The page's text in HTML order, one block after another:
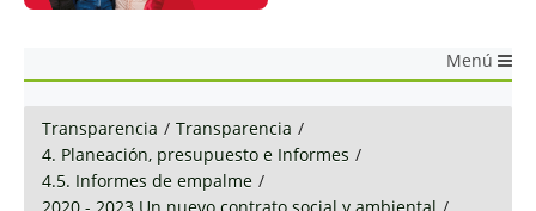
Menú
Transparencia / Transparencia /
4. Planeación, presupuesto e Informes /
4.5. Informes de empalme /